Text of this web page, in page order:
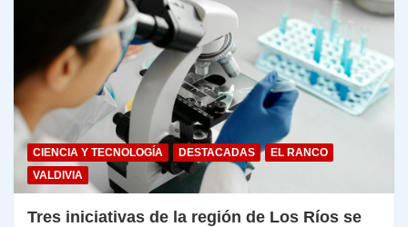
CIENCIA Y TECNOLOGÍA DESTACADAS
EL RANCO
VALDIVIA
Tres iniciativas de la región de Los Ríos se